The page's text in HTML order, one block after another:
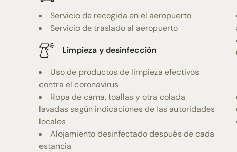
Servicio de recogida en el aeropuerto
Servicio de traslado al aeropuerto
Limpieza y desinfección
Uso de productos de limpieza efectivos
contra el coronavirus
Ropa de cama, toallas y otra colada
lavadas según indicaciones de las autoridades
locales
Alojamiento desinfectado después de cada
estancia